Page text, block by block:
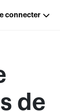
connecter
de